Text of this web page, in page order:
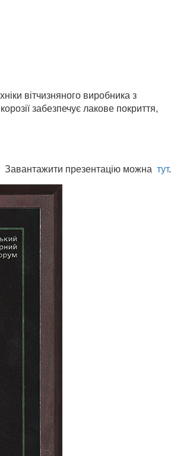
вiтчизняного виробника з
забезпечує лакове покриття,
Завантажити презентацiю можна тут.